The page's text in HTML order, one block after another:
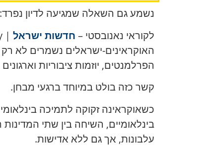
נשמע גם השאלה שמגיעה לדיון
לקוראי נאנובסטי – חדשות ישראל
האוקראינים-ישראלים נשמרים לא
הפרלמנטים, יוזמות ציבוריות וארגונים
קשר כזה בולט במיוחד ברגעי מבחן.
כשאוקראינה זקוקה לתמיכה
בינלאומיים, השיחה בין שתי
עלבונות, אך גם ללא אדישות.